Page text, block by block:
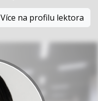
Více na profilu lektora